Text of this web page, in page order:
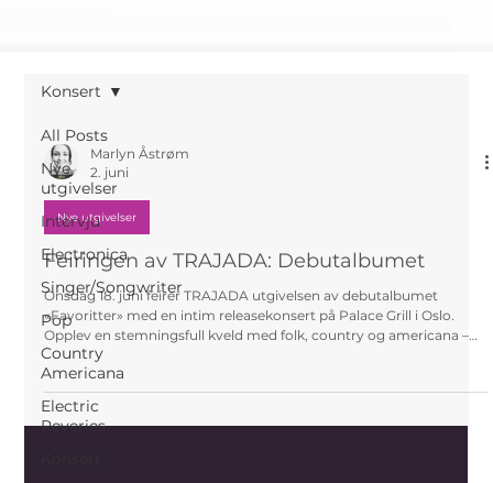
All Posts
Nye
utgivelser
Intervju
Electronica
Singer/Songwriter
Pop
Country
Americana
Electric
Reveries
Konsert
Marlyn Åstrøm
2. juni
Nye utgivelser
Feiringen av TRAJADA: Debutalbumet
Onsdag 18. juni feirer TRAJADA utgivelsen av debutalbumet
«Favoritter» med en intim releasekonsert på Palace Grill i Oslo.
Opplev en stemningsfull kveld med folk, country og americana –
inspirert av artistene duoen elsker, og fremført med sterke
harmonier og ekte spilleglede.